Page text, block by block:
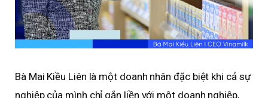
Bà Mai Kiều Liên là một doanh nhân đặc biệt khi cả sự
nghiệp của mình chỉ gắn liền với một doanh nghiệp,